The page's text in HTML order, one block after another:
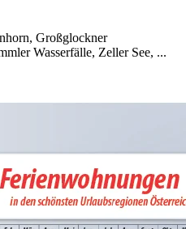
Großglockner
Wasserfälle, Zeller See, ...